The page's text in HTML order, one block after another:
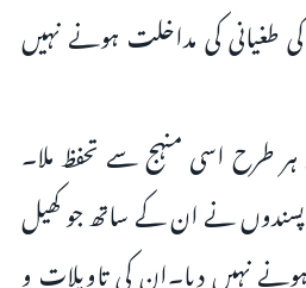
کی مداخلت ہونے نہیں
طرح اسی منہج سے تحفظ ملا۔
نے ان کے ساتھ جو کھیل
نہیں دیا۔ان کی تاویلات و